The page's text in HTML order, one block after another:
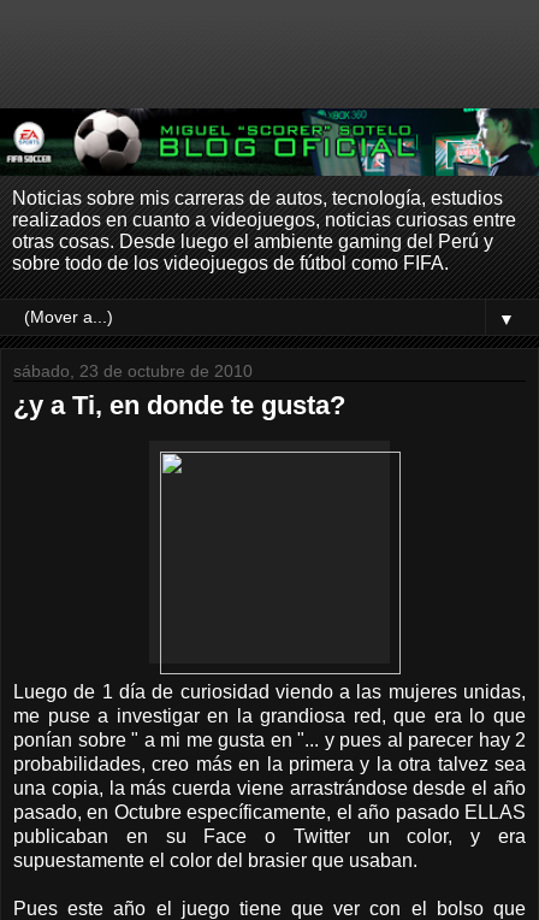
Noticias sobre mis carreras de autos, tecnología, estudios
realizados en cuanto a videojuegos, noticias curiosas entre
otras cosas. Desde luego el ambiente gaming del Perú y
sobre todo de los videojuegos de fútbol como FIFA.
▼
sábado, 23 de octubre de 2010
¿y a Ti, en donde te gusta?
Luego de 1 día de curiosidad viendo a las mujeres unidas,
me puse a investigar en la grandiosa red, que era lo que
ponían sobre " a mi me gusta en "... y pues al parecer hay 2
probabilidades, creo más en la primera y la otra talvez sea
una copia, la más cuerda viene arrastrándose desde el año
pasado, en Octubre específicamente, el año pasado ELLAS
publicaban en su Face o Twitter un color, y era
supuestamente el color del brasier que usaban.
Pues este año el juego tiene que ver con el bolso que